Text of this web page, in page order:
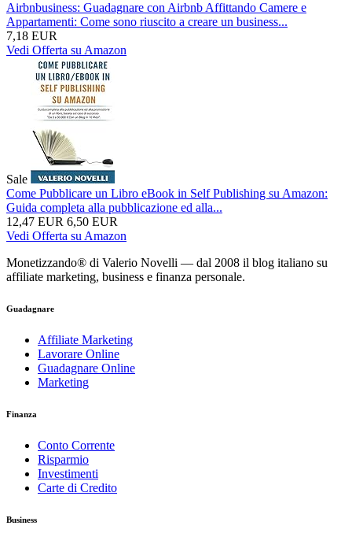
Airbnbusiness: Guadagnare con Airbnb Affittando Camere e
Appartamenti: Come sono riuscito a creare un business...
7,18 EUR
Vedi Offerta su Amazon
Sale
Come Pubblicare un Libro eBook in Self Publishing su Amazon:
Guida completa alla pubblicazione ed alla...
12,47 EUR 6,50 EUR
Vedi Offerta su Amazon
Monetizzando® di Valerio Novelli — dal 2008 il blog italiano su
affiliate marketing, business e finanza personale.
Guadagnare
Affiliate Marketing
Lavorare Online
Guadagnare Online
Marketing
Finanza
Conto Corrente
Risparmio
Investimenti
Carte di Credito
Business